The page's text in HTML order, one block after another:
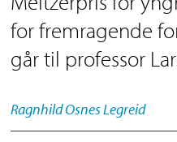
for fremragende
går til professor
RagnhildOsnes Legreid